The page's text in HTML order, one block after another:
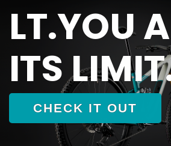
LT.YOU
ITS
CHECK IT OUT